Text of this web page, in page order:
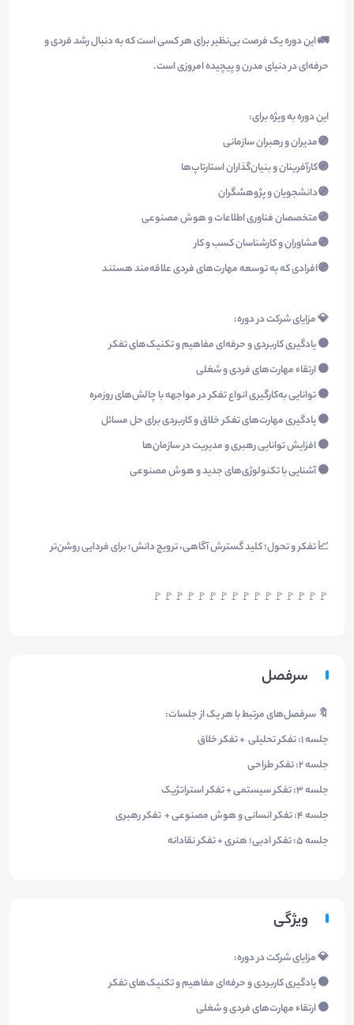
🚛 این دوره یک فرصت بی‌نظیر برای هر کسی است که به دنبال رشد فردی و
حرفه‌ای در دنیای مدرن و پیچیده امروزی است.
این دوره به ویژه برای:
🟣مدیران و رهبران سازمانی
🟣کارآفرینان و بنیان‌گذاران استارتاپ‌ها
🟣دانشجویان و پژوهشگران
🟣متخصصان فناوری اطلاعات و هوش مصنوعی
🟣مشاوران و کارشناسان کسب و کار
🟣افرادی که به توسعه مهارت‌های فردی علاقه‌مند هستند
💎 مزایای شرکت در دوره:
🟠 یادگیری کاربردی و حرفه‌ای مفاهیم و تکنیک‌های تفکر
🟠 ارتقاء مهارت‌های فردی و شغلی
🟠 توانایی به‌کارگیری انواع تفکر در مواجهه با چالش‌های روزمره
🟠 یادگیری مهارت‌های تفکر خلاق و کاربردی برای حل مسائل
🟠 افزایش توانایی رهبری و مدیریت در سازمان‌ها
🟠 آشنایی با تکنولوژی‌های جدید و هوش مصنوعی
📈 تفکر و تحول؛ کلید گسترش آگاهی، ترویج دانش؛ برای فردایی روشن‌تر
🚩🚩🚩🚩🚩🚩🚩🚩🚩🚩🚩🚩🚩🚩🚩🚩
سرفصل
🔖 سرفصل‌های مرتبط با هر یک از جلسات:
جلسه 1: تفکر تحلیلی + تفکر خلاق
جلسه 2: تفکر طراحی
جلسه 3: تفکر سیستمی + تفکر استراتژیک
جلسه 4: تفکر انسانی و هوش مصنوعی + تفکر رهبری
جلسه 5: تفکر ادبی؛ هنری + تفکر نقادانه
ویژگی
💎 مزایای شرکت در دوره:
🟠 یادگیری کاربردی و حرفه‌ای مفاهیم و تکنیک‌های تفکر
🟠 ارتقاء مهارت‌های فردی و شغلی